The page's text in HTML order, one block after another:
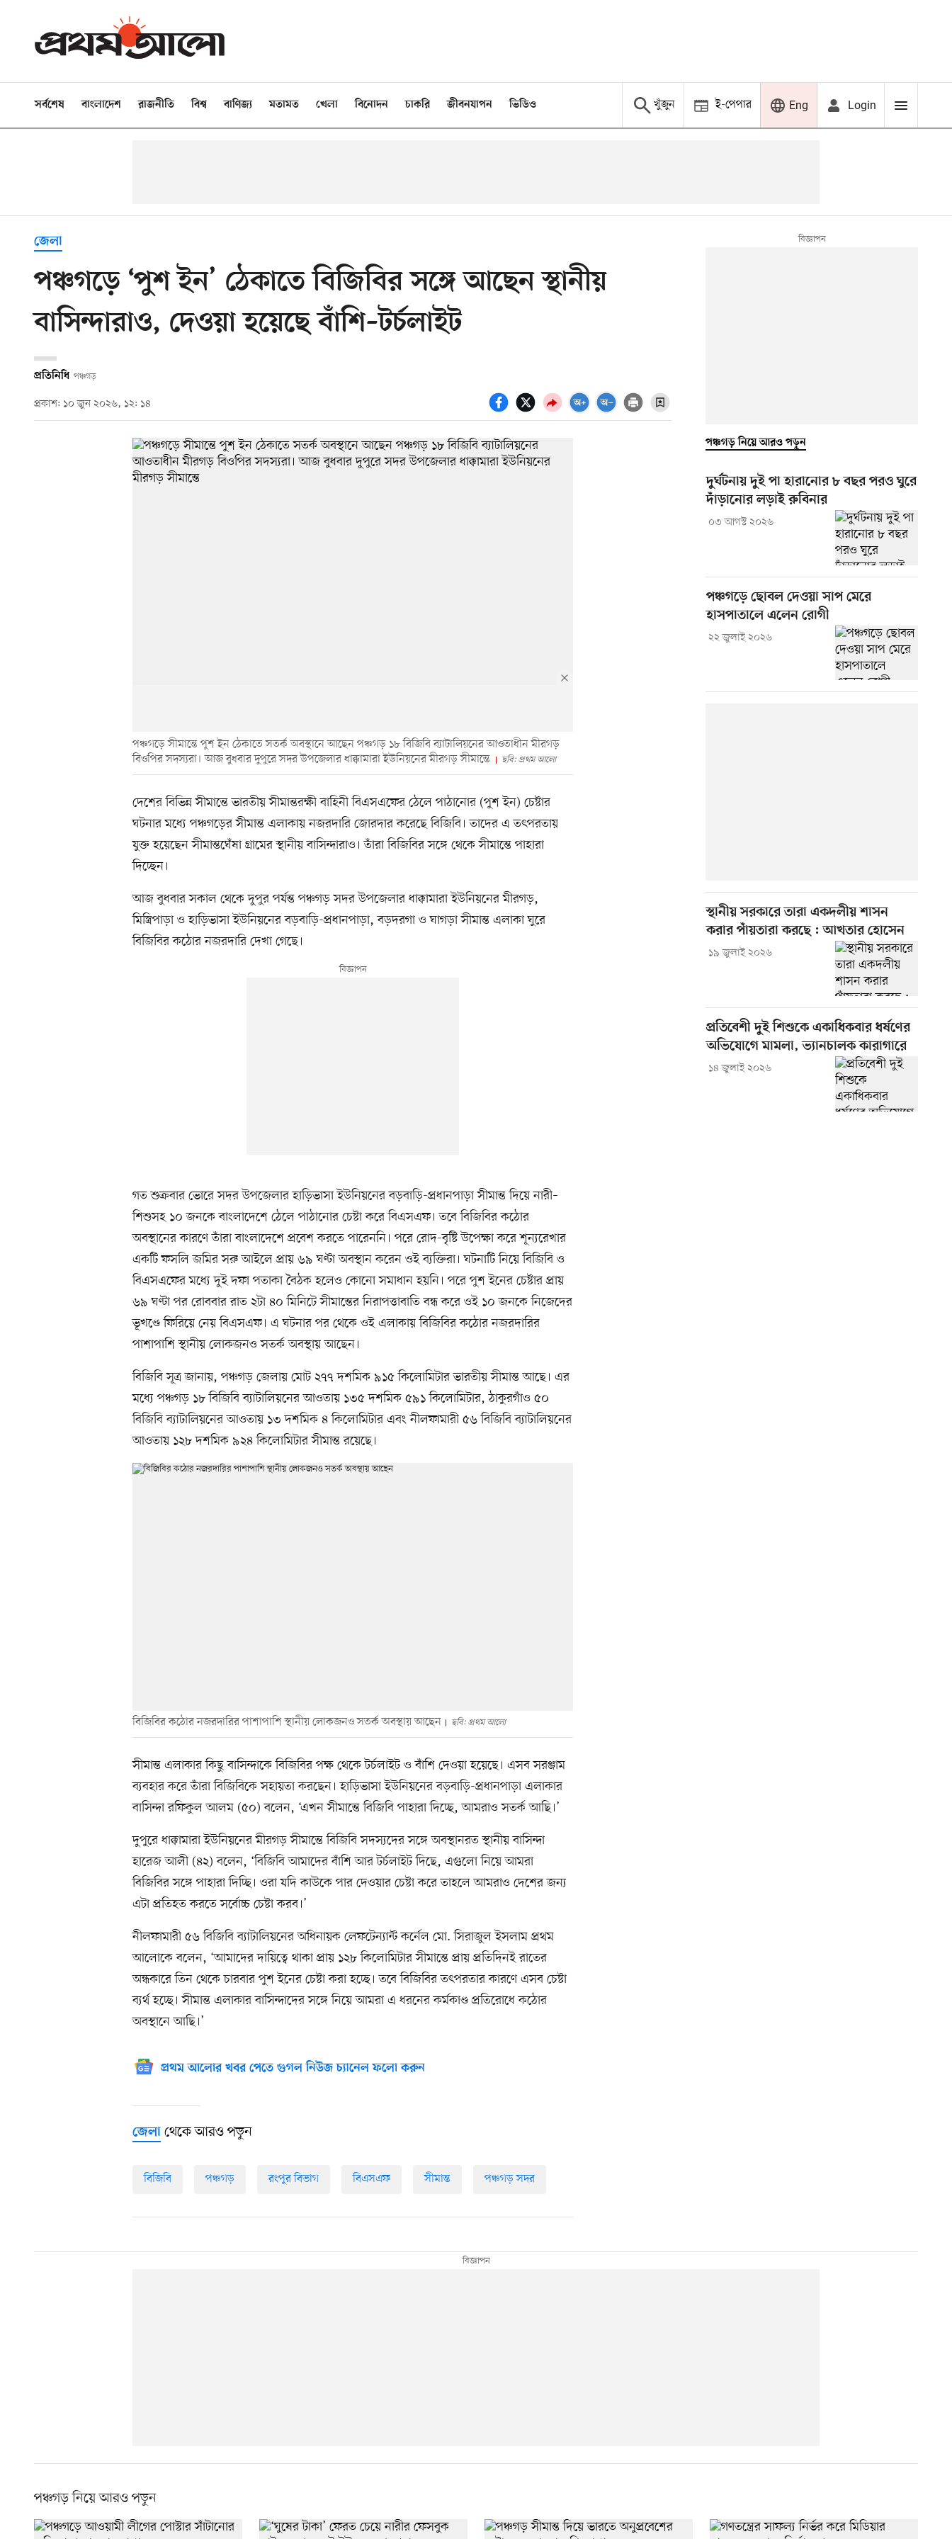
সর্বশেষ বাংলাদেশ রাজনীতি বিশ্ব বাণিজ্য মতামত খেলা বিনোদন চাকরি জীবনযাপন ভিডিও খুঁজুন ই-পেপার Eng Login
জেলা
পঞ্চগড়ে ‘পুশ ইন’ ঠেকাতে বিজিবির সঙ্গে আছেন স্থানীয়
বাসিন্দারাও, দেওয়া হয়েছে বাঁশি–টর্চলাইট
প্রতিনিধি পঞ্চগড়
প্রকাশ: ১০ জুন ২০২৬, ১২: ১৪
পঞ্চগড়ে সীমান্তে পুশ ইন ঠেকাতে সতর্ক অবস্থানে আছেন পঞ্চগড় ১৮ বিজিবি ব্যাটালিয়নের আওতাধীন মীরগড়
বিওপির সদস্যরা। আজ বুধবার দুপুরে সদর উপজেলার ধাক্কামারা ইউনিয়নের মীরগড় সীমান্তে
ছবি: প্রথম আলো
দেশের বিভিন্ন সীমান্তে ভারতীয় সীমান্তরক্ষী বাহিনী বিএসএফের ঠেলে পাঠানোর (পুশ ইন) চেষ্টার
ঘটনার মধ্যে পঞ্চগড়ের সীমান্ত এলাকায় নজরদারি জোরদার করেছে বিজিবি। তাদের এ তৎপরতায়
যুক্ত হয়েছেন সীমান্তঘেঁষা গ্রামের স্থানীয় বাসিন্দারাও। তাঁরা বিজিবির সঙ্গে থেকে সীমান্তে পাহারা
দিচ্ছেন।
আজ বুধবার সকাল থেকে দুপুর পর্যন্ত পঞ্চগড় সদর উপজেলার ধাক্কামারা ইউনিয়নের মীরগড়,
মিস্ত্রিপাড়া ও হাড়িভাসা ইউনিয়নের বড়বাড়ি-প্রধানপাড়া, বড়দরগা ও ঘাগড়া সীমান্ত এলাকা ঘুরে
বিজিবির কঠোর নজরদারি দেখা গেছে।
গত শুক্রবার ভোরে সদর উপজেলার হাড়িভাসা ইউনিয়নের বড়বাড়ি-প্রধানপাড়া সীমান্ত দিয়ে নারী–
শিশুসহ ১০ জনকে বাংলাদেশে ঠেলে পাঠানোর চেষ্টা করে বিএসএফ। তবে বিজিবির কঠোর
অবস্থানের কারণে তাঁরা বাংলাদেশে প্রবেশ করতে পারেননি। পরে রোদ-বৃষ্টি উপেক্ষা করে শূন্যরেখার
একটি ফসলি জমির সরু আইলে প্রায় ৬৯ ঘণ্টা অবস্থান করেন ওই ব্যক্তিরা। ঘটনাটি নিয়ে বিজিবি ও
বিএসএফের মধ্যে দুই দফা পতাকা বৈঠক হলেও কোনো সমাধান হয়নি। পরে পুশ ইনের চেষ্টার প্রায়
৬৯ ঘণ্টা পর রোববার রাত ২টা ৪০ মিনিটে সীমান্তের নিরাপত্তাবাতি বন্ধ করে ওই ১০ জনকে নিজেদের
ভূখণ্ডে ফিরিয়ে নেয় বিএসএফ। এ ঘটনার পর থেকে ওই এলাকায় বিজিবির কঠোর নজরদারির
পাশাপাশি স্থানীয় লোকজনও সতর্ক অবস্থায় আছেন।
বিজিবি সূত্র জানায়, পঞ্চগড় জেলায় মোট ২৭৭ দশমিক ৯১৫ কিলোমিটার ভারতীয় সীমান্ত আছে। এর
মধ্যে পঞ্চগড় ১৮ বিজিবি ব্যাটালিয়নের আওতায় ১৩৫ দশমিক ৫৯১ কিলোমিটার, ঠাকুরগাঁও ৫০
বিজিবি ব্যাটালিয়নের আওতায় ১৩ দশমিক ৪ কিলোমিটার এবং নীলফামারী ৫৬ বিজিবি ব্যাটালিয়নের
আওতায় ১২৮ দশমিক ৯২৪ কিলোমিটার সীমান্ত রয়েছে।
বিজিবির কঠোর নজরদারির পাশাপাশি স্থানীয় লোকজনও সতর্ক অবস্থায় আছেন ছবি: প্রথম আলো
সীমান্ত এলাকার কিছু বাসিন্দাকে বিজিবির পক্ষ থেকে টর্চলাইট ও বাঁশি দেওয়া হয়েছে। এসব সরঞ্জাম
ব্যবহার করে তাঁরা বিজিবিকে সহায়তা করছেন। হাড়িভাসা ইউনিয়নের বড়বাড়ি-প্রধানপাড়া এলাকার
বাসিন্দা রফিকুল আলম (৫০) বলেন, ‘এখন সীমান্তে বিজিবি পাহারা দিচ্ছে, আমরাও সতর্ক আছি।’
দুপুরে ধাক্কামারা ইউনিয়নের মীরগড় সীমান্তে বিজিবি সদস্যদের সঙ্গে অবস্থানরত স্থানীয় বাসিন্দা
হারেজ আলী (৪২) বলেন, ‘বিজিবি আমাদের বাঁশি আর টর্চলাইট দিছে, এগুলো নিয়ে আমরা
বিজিবির সঙ্গে পাহারা দিচ্ছি। ওরা যদি কাউকে পার দেওয়ার চেষ্টা করে তাহলে আমরাও দেশের জন্য
এটা প্রতিহত করতে সর্বোচ্চ চেষ্টা করব।’
নীলফামারী ৫৬ বিজিবি ব্যাটালিয়নের অধিনায়ক লেফটেন্যান্ট কর্নেল মো. সিরাজুল ইসলাম প্রথম
আলোকে বলেন, ‘আমাদের দায়িত্বে থাকা প্রায় ১২৮ কিলোমিটার সীমান্তে প্রায় প্রতিদিনই রাতের
অন্ধকারে তিন থেকে চারবার পুশ ইনের চেষ্টা করা হচ্ছে। তবে বিজিবির তৎপরতার কারণে এসব চেষ্টা
ব্যর্থ হচ্ছে। সীমান্ত এলাকার বাসিন্দাদের সঙ্গে নিয়ে আমরা এ ধরনের কর্মকাণ্ড প্রতিরোধে কঠোর
অবস্থানে আছি।’
প্রথম আলোর খবর পেতে গুগল নিউজ চ্যানেল ফলো করুন
জেলা থেকে আরও পড়ুন
বিজিবি পঞ্চগড় রংপুর বিভাগ বিএসএফ সীমান্ত পঞ্চগড় সদর
পঞ্চগড় নিয়ে আরও পড়ুন
দুর্ঘটনায় দুই পা হারানোর ৮ বছর পরও ঘুরে
দাঁড়ানোর লড়াই রুবিনার
০৩ আগস্ট ২০২৬
পঞ্চগড়ে ছোবল দেওয়া সাপ মেরে
হাসপাতালে এলেন রোগী
২২ জুলাই ২০২৬
স্থানীয় সরকারে তারা একদলীয় শাসন
করার পাঁয়তারা করছে : আখতার হোসেন
১৯ জুলাই ২০২৬
প্রতিবেশী দুই শিশুকে একাধিকবার ধর্ষণের
অভিযোগে মামলা, ভ্যানচালক কারাগারে
১৪ জুলাই ২০২৬
পঞ্চগড় নিয়ে আরও পড়ুন